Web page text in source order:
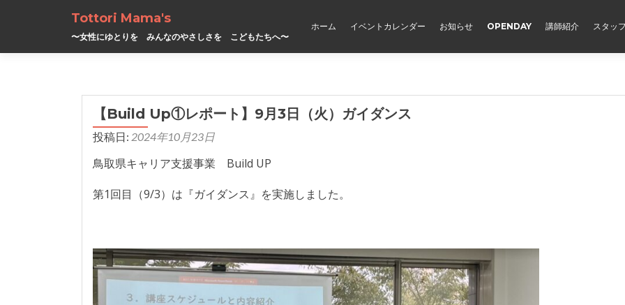
Tottori Mama's
〜女性にゆとりを みんなのやさしさを こどもたちへ〜
ホーム イベントカレンダー お知らせ OPENDAY 講師紹介 スタッ
【Build Up①レポート】9月3日（火）ガイダンス
投稿日: 2024年10月23日
鳥取県キャリア支援事業 Build UP
第1回目（9/3）は『ガイダンス』を実施しました。